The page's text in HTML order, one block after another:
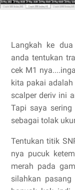
Langkah ke
anda tentukan
cek M1
kita pakai
scalper deriv ini
Tapi saya
sebagai tolak
Tentukan titik
nya pucuk
merah pada
silahkan pasang